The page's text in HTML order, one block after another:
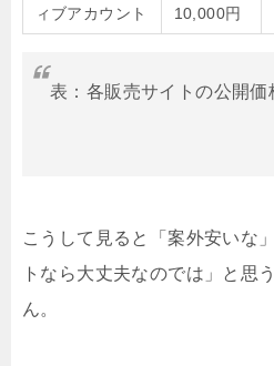
ィブアカウント
10,000円
表：各販売サイトの公開
こうして見ると「案外安いな
トなら大丈夫なのでは」と思
ん。